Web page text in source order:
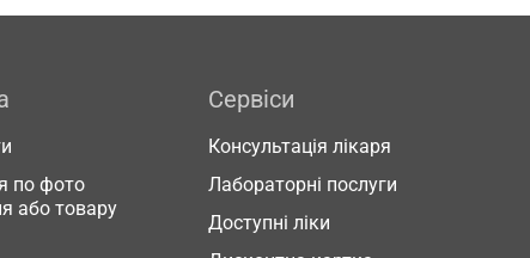
по фото
або товару
Сервіси
Консультація лікаря
Лабораторні послуги
Доступні ліки